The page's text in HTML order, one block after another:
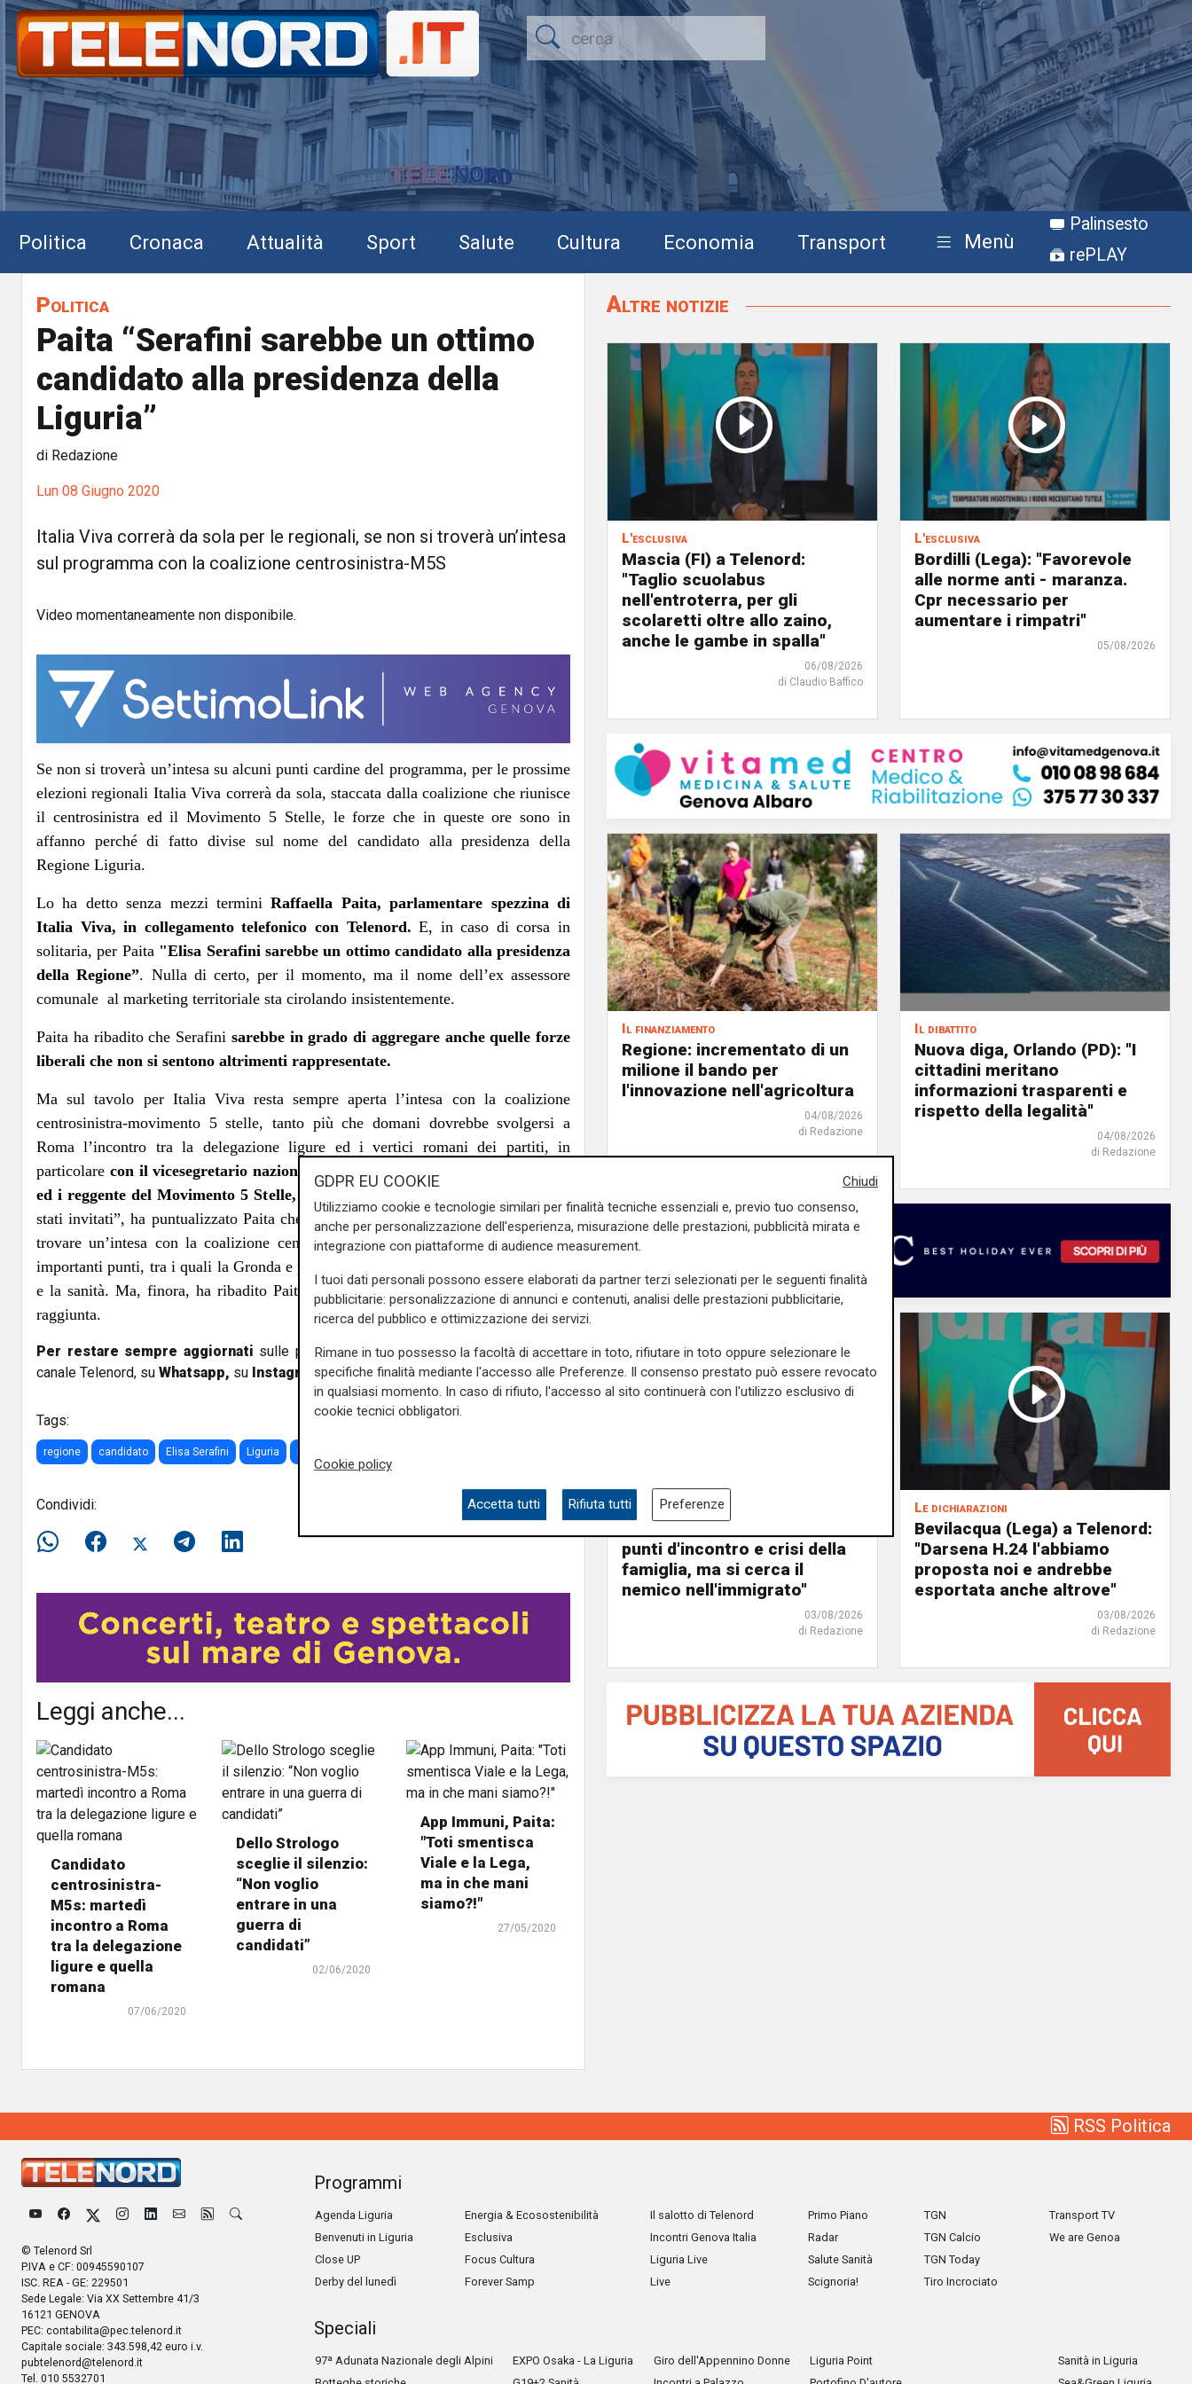
Politica Cronaca Attualità Sport Salute Cultura Economia Transport Menù
Palinsesto
rePLAY
Politica
Paita “Serafini sarebbe un ottimo
candidato alla presidenza della
Liguria”
di Redazione
Lun 08 Giugno 2020
Italia Viva correrà da sola per le regionali, se non si troverà un’intesa
sul programma con la coalizione centrosinistra-M5S
Video momentaneamente non disponibile.
Se non si troverà un’intesa su alcuni punti cardine del programma, per le prossime
elezioni regionali Italia Viva correrà da sola, staccata dalla coalizione che riunisce
il centrosinistra ed il Movimento 5 Stelle, le forze che in queste ore sono in
affanno perché di fatto divise sul nome del candidato alla presidenza della
Regione Liguria.
Lo ha detto senza mezzi terminiRaffaella Paita, parlamentare spezzina di
Italia Viva, in collegamento telefonico con Telenord. E, in caso di corsa in
solitaria, per Paita "Elisa Serafini sarebbe un ottimo candidato alla presidenza
della Regione”. Nulla di certo, per il momento, ma il nome dell’ex assessore
comunale al marketing territoriale sta cirolando insistentemente.
Paita ha ribadito che Serafini sarebbe in grado di aggregare anche quelle forze
liberali che non si sentono altrimenti rappresentate.
Ma sul tavolo per Italia Viva resta sempre aperta l’intesa con la coalizione
centrosinistra-movimento 5 stelle, tanto più che domani dovrebbe svolgersi a
Roma l’incontro tra la delegazione ligure ed i vertici romani dei partiti, in
particolare con il vicesegretario nazionale del Pd, lo spezzino Andrea Orlando
ed i reggente del Movimento 5 Stelle, Vito Crimi.
stati invitati”, ha puntualizzato Paita che, vertici a parte, insiste sulla necessità di
trovare un’intesa con la coalizione centrosinistra-Movimento 5 Stelle su alcuni
importanti punti, tra i quali la Gronda e più in generale lo sviluppo infrastrutturale
e la sanità. Ma, finora, ha ribadito Paita, l’intesa non è stata ancora pienamente
raggiunta.
Per restare sempre aggiornati sulle principali notizie sulla Liguria seguiteci sul
canale Telenord, su Whatsapp, su Instagram,suYoutubee suFacebook.
Tags:
regione candidato Elisa Serafini Liguria
Condividi:
Leggi anche...
Candidato
centrosinistra-
M5s: martedì
incontro a Roma
tra la delegazione
ligure e quella
romana
07/06/2020
Dello Strologo
sceglie il silenzio:
“Non voglio
entrare in una
guerra di
candidati”
02/06/2020
App Immuni, Paita:
"Toti smentisca
Viale e la Lega,
ma in che mani
siamo?!"
27/05/2020
Altre notizie
L'esclusiva
Mascia (FI) a Telenord:
"Taglio scuolabus
nell'entroterra, per gli
scolaretti oltre allo zaino,
anche le gambe in spalla"
06/08/2026
di Claudio Baffico
L'esclusiva
Bordilli (Lega): "Favorevole
alle norme anti - maranza.
Cpr necessario per
aumentare i rimpatri"
05/08/2026
Il finanziamento
Regione: incrementato di un
milione il bando per
l'innovazione nell'agricoltura
04/08/2026
di Redazione
Il dibattito
Nuova diga, Orlando (PD): "I
cittadini meritano
informazioni trasparenti e
rispetto della legalità"
04/08/2026
di Redazione
L'analisi
Claudio Montaldo: "Pochi
punti d'incontro e crisi della
famiglia, ma si cerca il
nemico nell'immigrato"
03/08/2026
di Redazione
Le dichiarazioni
Bevilacqua (Lega) a Telenord:
"Darsena H.24 l'abbiamo
proposta noi e andrebbe
esportata anche altrove"
03/08/2026
di Redazione
RSS Politica
© Telenord Srl
P.IVA e CF: 00945590107
ISC. REA - GE: 229501
Sede Legale: Via XX Settembre 41/3
16121 GENOVA
PEC: contabilita@pec.telenord.it
Capitale sociale: 343.598,42 euro i.v.
pubtelenord@telenord.it
Tel. 010 5532701
Programmi
Agenda Liguria
Benvenuti in Liguria
Close UP
Derby del lunedì
Energia & Ecosostenibilità
Esclusiva
Focus Cultura
Forever Samp
Il salotto di Telenord
Incontri Genova Italia
Liguria Live
Live
Primo Piano
Radar
Salute Sanità
Scignoria!
TGN
TGN Calcio
TGN Today
Tiro Incrociato
Transport TV
We are Genoa
Speciali
97ª Adunata Nazionale degli Alpini
EXPO Osaka - La Liguria
Giro dell'Appennino Donne
Liguria Point
Sanità in Liguria
Chiudi
GDPR EU COOKIE
Utilizziamo cookie e tecnologie similari per finalità tecniche essenziali e, previo tuo consenso,
anche per personalizzazione dell'esperienza, misurazione delle prestazioni, pubblicità mirata e
integrazione con piattaforme di audience measurement.
I tuoi dati personali possono essere elaborati da partner terzi selezionati per le seguenti finalità
pubblicitarie: personalizzazione di annunci e contenuti, analisi delle prestazioni pubblicitarie,
ricerca del pubblico e ottimizzazione dei servizi.
Rimane in tuo possesso la facoltà di accettare in toto, rifiutare in toto oppure selezionare le
specifiche finalità mediante l'accesso alle Preferenze. Il consenso prestato può essere revocato
in qualsiasi momento. In caso di rifiuto, l'accesso al sito continuerà con l'utilizzo esclusivo di
cookie tecnici obbligatori.
Cookie policy
Accetta tutti Rifiuta tutti Preferenze